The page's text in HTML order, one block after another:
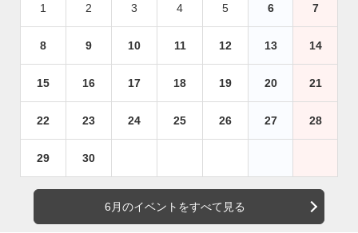
1 2 3 4 5 6 7
8 9 10 11 12 13 14
15 16 17 18 19 20 21
22 23 24 25 26 27 28
29 30
6月のイベントをすべて見る